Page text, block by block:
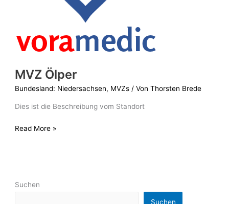
MVZ Ölper
Bundesland: Niedersachsen, MVZs / VonThorsten Brede
Dies ist die Beschreibung vom Standort
Read More »
Suchen
Suchen